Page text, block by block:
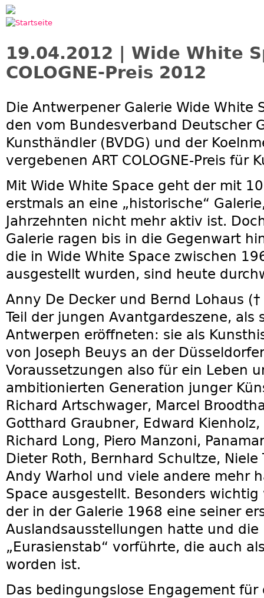
Jump to navigation
19.04.2012 | Wide White
COLOGNE-Preis 2012
Die Antwerpener Galerie Wide White
den vom Bundesverband Deutscher
Kunsthändler (BVDG) und der
vergebenen ART COLOGNE-Preis für
Mit Wide White Space geht der mit
erstmals an eine „historische“
Jahrzehnten nicht mehr aktiv ist.
Galerie ragen bis in die Gegenwart
die in Wide White Space zwischen
ausgestellt wurden, sind heute
Anny De Decker und Bernd Lohaus
Teil der jungen Avantgardeszene, als
Antwerpen eröffneten: sie als
von Joseph Beuys an der
Voraussetzungen also für ein Leben
ambitionierten Generation junger
Richard Artschwager, Marcel
Gotthard Graubner, Edward
Richard Long, Piero Manzoni,
Dieter Roth, Bernhard Schultze, Niele
Andy Warhol und viele andere mehr
Space ausgestellt. Besonders wichtig
der in der Galerie 1968 eine seiner
Auslandsausstellungen hatte und die
„Eurasienstab“ vorführte, die auch
worden ist.
Das bedingungslose Engagement